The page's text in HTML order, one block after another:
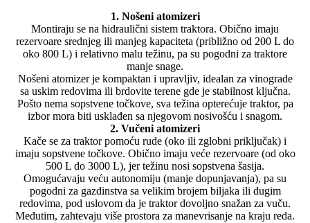
1. Nošeni atomizeri
Montiraju se na hidraulični sistem traktora. Obično imaju
rezervoare srednjeg ili manjeg kapaciteta (približno od 200 L do
oko 800 L) i relativno malu težinu, pa su pogodni za traktore
manje snage.
Nošeni atomizer je kompaktan i upravljiv, idealan za vinograde
sa uskim redovima ili brdovite terene gde je stabilnost ključna.
Pošto nema sopstvene točkove, sva težina opterećuje traktor, pa
izbor mora biti usklađen sa njegovom nosivošću i snagom.
2. Vučeni atomizeri
Kače se za traktor pomoću rude (oko ili zglobni priključak) i
imaju sopstvene točkove. Obično imaju veće rezervoare (od oko
500 L do 3000 L), jer težinu nosi sopstvena šasija.
Omogućavaju veću autonomiju (manje dopunjavanja), pa su
pogodni za gazdinstva sa velikim brojem biljaka ili dugim
redovima, pod uslovom da je traktor dovoljno snažan za vuču.
Međutim, zahtevaju više prostora za manevrisanje na kraju reda.